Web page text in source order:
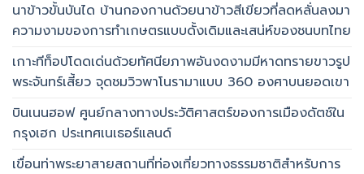
นาข้าวขั้นบันได บ้านกองกานด้วยนาข้าวสีเขียวที่ลดหลั่นลงมา
ความงามของการทำเกษตรแบบดั้งเดิมและเสน่ห์ของชนบทไทย
เกาะทีท็อปโดดเด่นด้วยทัศนียภาพอันงดงามมีหาดทรายขาวรูป
พระจันทร์เสี้ยว จุดชมวิวพาโนรามาแบบ 360 องศาบนยอดเขา
บินเนนฮอฟ ศูนย์กลางทางประวัติศาสตร์ของการเมืองดัตช์ใน
กรุงเฮก ประเทศเนเธอร์แลนด์
เขื่อนท่าพระยาสายสถานที่ท่องเที่ยวทางธรรมชาติสำหรับการ